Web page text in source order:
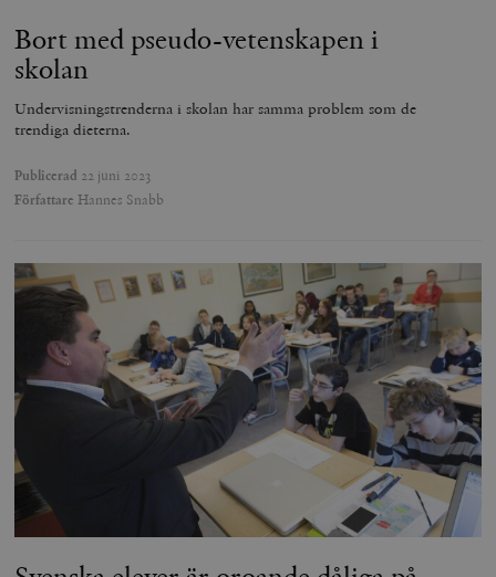
Bort med pseudo-vetenskapen i
skolan
Undervisningstrenderna i skolan har samma problem som de
trendiga dieterna.
Publicerad 22 juni 2023
Författare Hannes Snabb